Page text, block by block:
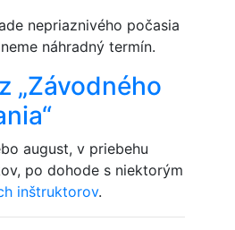
nepriaznivého počasia
náhradný termín.
„Závodného
august, v priebehu
po dohode s niektorým
inštruktorov.